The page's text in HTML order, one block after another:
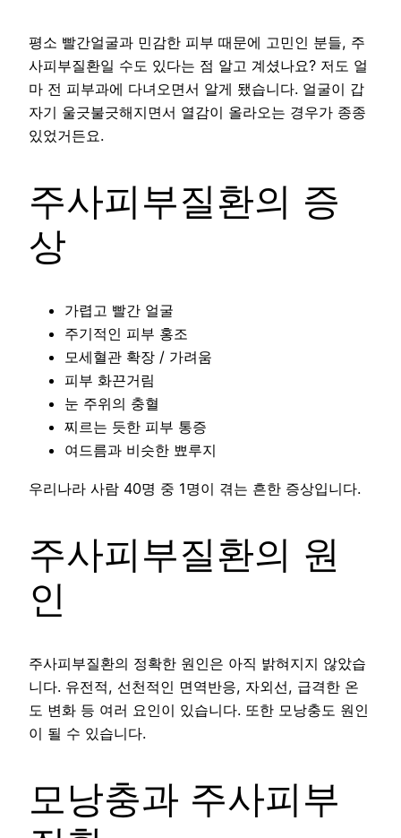
평소 빨간얼굴과 민감한 피부 때문에 고민인 분들, 주
사피부질환일 수도 있다는 점 알고 계셨나요? 저도 얼
마 전 피부과에 다녀오면서 알게 됐습니다. 얼굴이 갑
자기 울긋불긋해지면서 열감이 올라오는 경우가 종종
있었거든요.
주사피부질환의 증
상
가렵고 빨간 얼굴
주기적인 피부 홍조
모세혈관 확장 / 가려움
피부 화끈거림
눈 주위의 충혈
찌르는 듯한 피부 통증
여드름과 비슷한 뾰루지
우리나라 사람 40명 중 1명이 겪는 흔한 증상입니다.
주사피부질환의 원
인
주사피부질환의 정확한 원인은 아직 밝혀지지 않았습
니다. 유전적, 선천적인 면역반응, 자외선, 급격한 온
도 변화 등 여러 요인이 있습니다. 또한 모낭충도 원인
이 될 수 있습니다.
모낭충과 주사피부